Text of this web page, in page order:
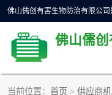
当前位置： 首页 > 供应商机